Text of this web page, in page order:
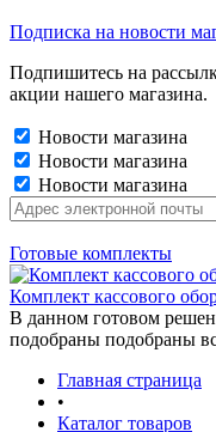
Подписка на новости
Подпишитесь на
акции нашего магазина.
Новости магазина
Новости магазина
Новости магазина
Готовые комплекты
Комплект кассового
В данном готовом
подобраны подобраны
Главная страница
•
Каталог товаров